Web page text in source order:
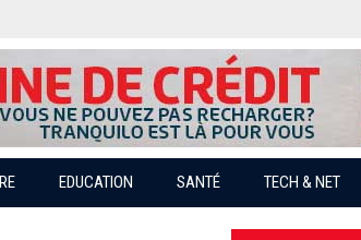
EDUCATION SANTÉ TECH & NET